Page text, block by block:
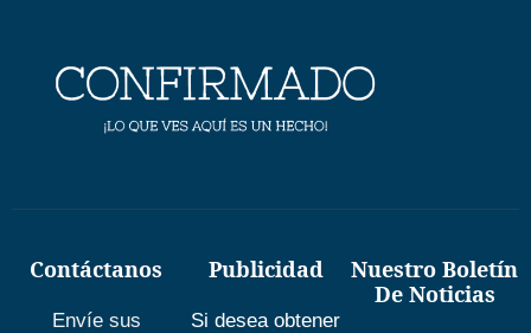
Contáctanos
Envíe sus
Publicidad
Si desea obtener
Nuestro Boletín
De Noticias